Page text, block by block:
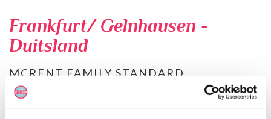
Frankfurt/ Gelnhausen -
Duitsland
MCRENT FAMILY STANDARD
De Family Standard Campers zijn halfintegraal campers. In de
meeste, maar niet in alle, zit een hefbed boven de cabine. Er is